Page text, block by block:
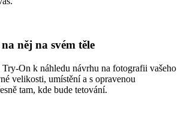
něj na svém těle
On k náhledu návrhu na fotografii vašeho
velikosti, umístění a s opravenou
tam, kde bude tetování.